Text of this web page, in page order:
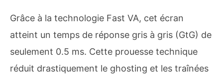
Grâce à la technologie Fast VA, cet écran
atteint un temps de réponse gris à gris (GtG) de
seulement 0.5 ms. Cette prouesse technique
réduit drastiquement le ghosting et les traînées